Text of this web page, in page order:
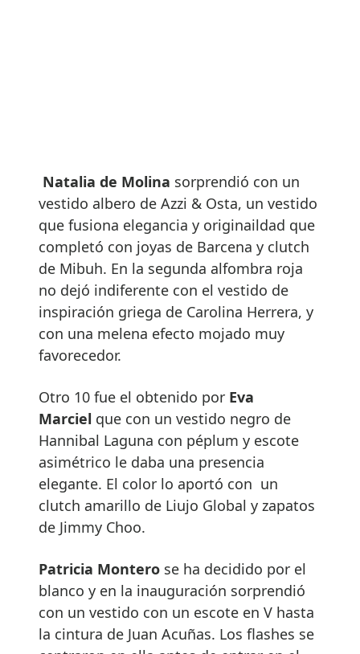
Natalia de Molina sorprendió con un
vestido albero de Azzi & Osta, un vestido
que fusiona elegancia y originaildad que
completó con joyas de Barcena y clutch
de Mibuh. En la segunda alfombra roja
no dejó indiferente con el vestido de
inspiración griega de Carolina Herrera, y
con una melena efecto mojado muy
favorecedor.
Otro 10 fue el obtenido por Eva
Marciel que con un vestido negro de
Hannibal Laguna con péplum y escote
asimétrico le daba una presencia
elegante. El color lo aportó con un
clutch amarillo de Liujo Global y zapatos
de Jimmy Choo.
Patricia Montero se ha decidido por el
blanco y en la inauguración sorprendió
con un vestido con un escote en V hasta
la cintura de Juan Acuñas. Los flashes se